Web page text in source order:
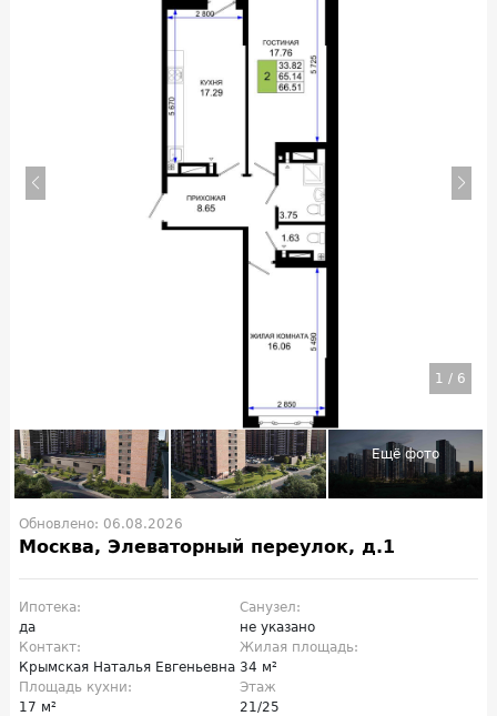
1 / 6
Обновлено: 06.08.2026
Москва, Элеваторный переулок, д.1
Ипотека:
да
Санузел:
не указано
Контакт:
Крымская Наталья Евгеньевна
Жилая площадь:
34 м²
Площадь кухни:
17 м²
Этаж
21/25